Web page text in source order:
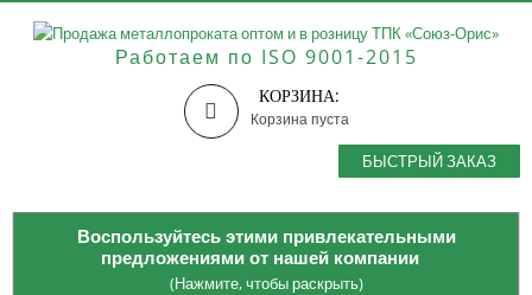
Работаем по ISO 9001-2015
КОРЗИНА:
Корзина пуста
БЫСТРЫЙ ЗАКАЗ
Воспользуйтесь этими привлекательными
предложениями от нашей компании
(Нажмите, чтобы раскрыть)